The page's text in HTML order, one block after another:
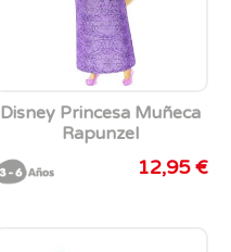
Disney Princesa Muñeca
Rapunzel
12,95 €